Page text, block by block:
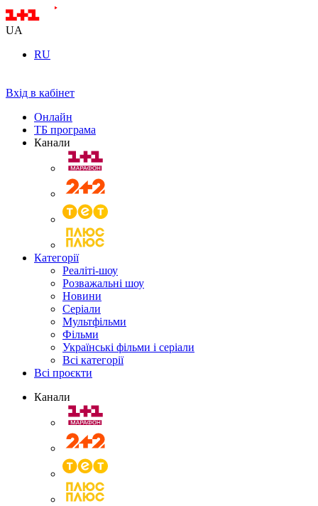
UA
RU
Вхід в кабінет
Онлайн
ТБ програма
Канали
Категорії
Реаліті-шоу
Розважальні шоу
Новини
Серіали
Мультфільми
Фільми
Українські фільми і серіали
Всі категорії
Всі проєкти
Канали